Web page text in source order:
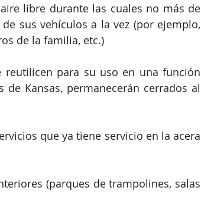
libre durante las cuales no más de
sus vehículos a la vez (por ejemplo,
de la familia, etc.)
reutilicen para su uso en una función
Kansas, permanecerán cerrados al
que ya tiene servicio en la acera
(parques de trampolines, salas